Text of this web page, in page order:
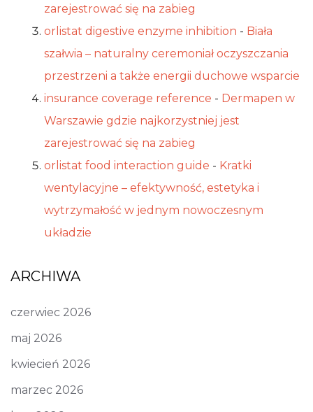
zarejestrować się na zabieg
orlistat digestive enzyme inhibition - Biała
szałwia – naturalny ceremoniał oczyszczania
przestrzeni a także energii duchowe wsparcie
insurance coverage reference - Dermapen w
Warszawie gdzie najkorzystniej jest
zarejestrować się na zabieg
orlistat food interaction guide - Kratki
wentylacyjne – efektywność, estetyka i
wytrzymałość w jednym nowoczesnym
układzie
ARCHIWA
czerwiec 2026
maj 2026
kwiecień 2026
marzec 2026